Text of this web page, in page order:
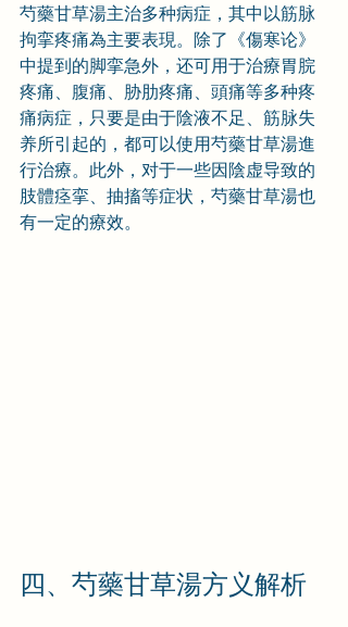
芍藥甘草湯主治多种病症，其中以筋脉
拘挛疼痛為主要表現。除了《傷寒论》
中提到的脚挛急外，还可用于治療胃脘
疼痛、腹痛、胁肋疼痛、頭痛等多种疼
痛病症，只要是由于陰液不足、筋脉失
养所引起的，都可以使用芍藥甘草湯進
行治療。此外，对于一些因陰虚导致的
肢體痉挛、抽搐等症状，芍藥甘草湯也
有一定的療效。
四、芍藥甘草湯方义解析